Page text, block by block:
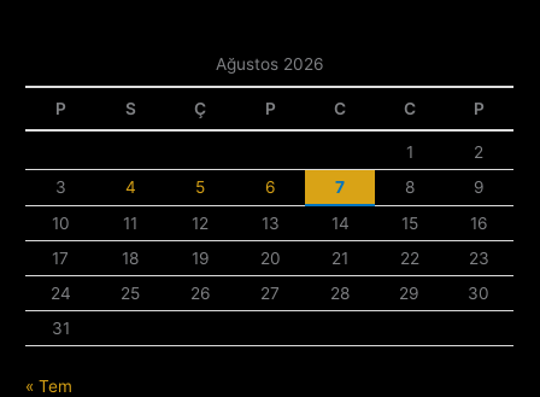
Ağustos 2026
P S Ç P C C P
1
2
3
4 5 6 7 8
9
10
11 12 13 14 15
16
17
18 19 20 21 22
23
24
25 26 27 28 29
30
31
« Tem